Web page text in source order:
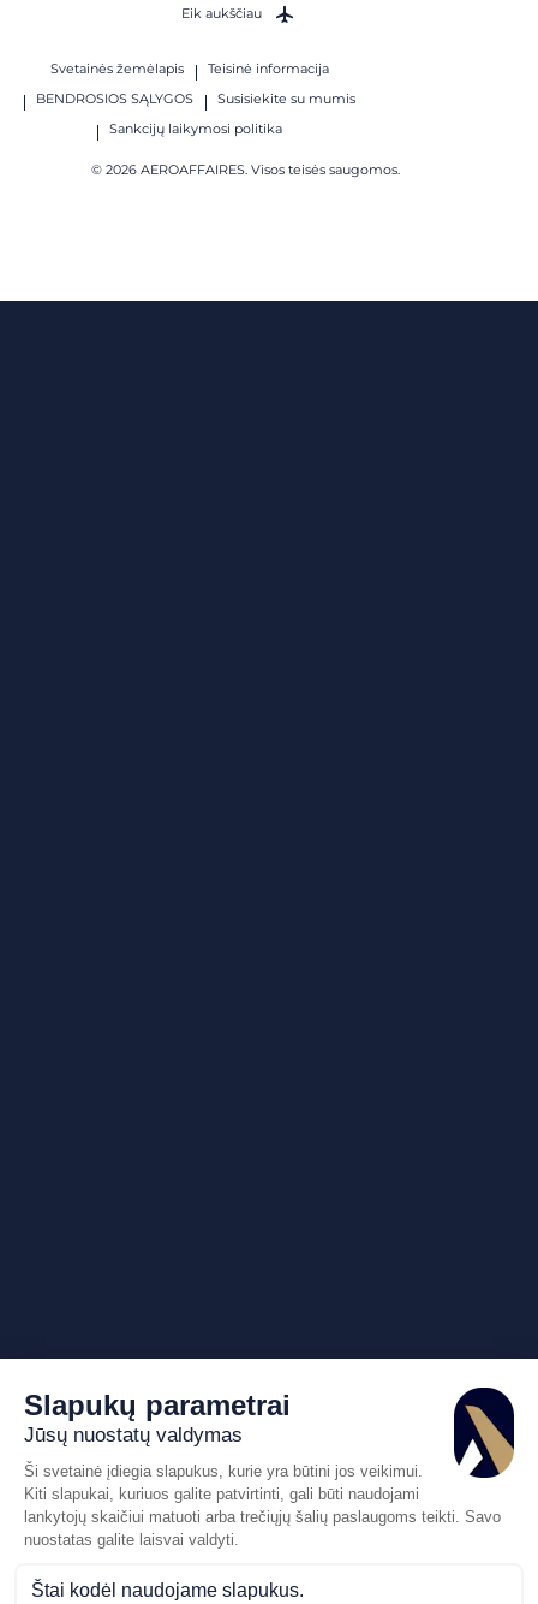
Svetainės žemėlapis
Teisinė informacija
BENDROSIOS SĄLYGOS
Susisiekite su mumis
Sankcijų laikymosi politika
© 2026 AEROAFFAIRES. Visos teisės saugomos.
Eik aukščiau